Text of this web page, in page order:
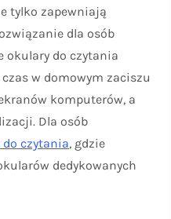
tylko zapewniają
dla osób
okulary do czytania
w domowym zaciszu
komputerów, a
Dla osób
czytania, gdzie
dedykowanych